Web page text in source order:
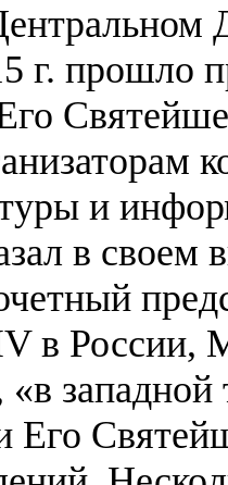
г. прошло
и
в своем
в России,
Его